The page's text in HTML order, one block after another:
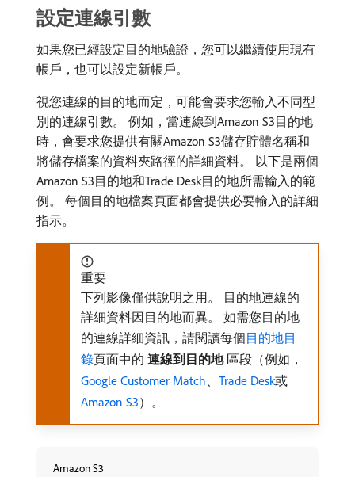
設定連線引數
如果您已經設定目的地驗證，您可以繼續使用現有
帳戶，也可以設定新帳戶。
視您連線的目的地而定，可能會要求您輸入不同型
別的連線引數。 例如，當連線到Amazon S3目的地
時，會要求您提供有關Amazon S3儲存貯體名稱和
將儲存檔案的資料夾路徑的詳細資料。 以下是兩個
Amazon S3目的地和Trade Desk目的地所需輸入的範
例。 每個目的地檔案頁面都會提供必要輸入的詳細
指示。
重要
下列影像僅供說明之用。 目的地連線的
詳細資料因目的地而異。 如需您目的地
的連線詳細資訊，請閱讀每個目的地目
錄頁面中的​ 連線到目的地​區段（例如，
Google Customer Match、 Trade Desk或
Amazon S3）。
Amazon S3